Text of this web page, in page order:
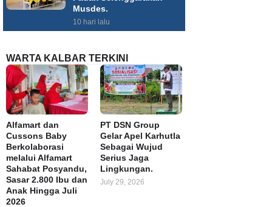
Musdes.
10 hari lalu
WARTA KALBAR TERKINI
Alfamart dan
Cussons Baby
Berkolaborasi
melalui Alfamart
Sahabat Posyandu,
Sasar 2.800 Ibu dan
Anak Hingga Juli
2026
PT DSN Group
Gelar Apel Karhutla
Sebagai Wujud
Serius Jaga
Lingkungan.
July 29, 2026